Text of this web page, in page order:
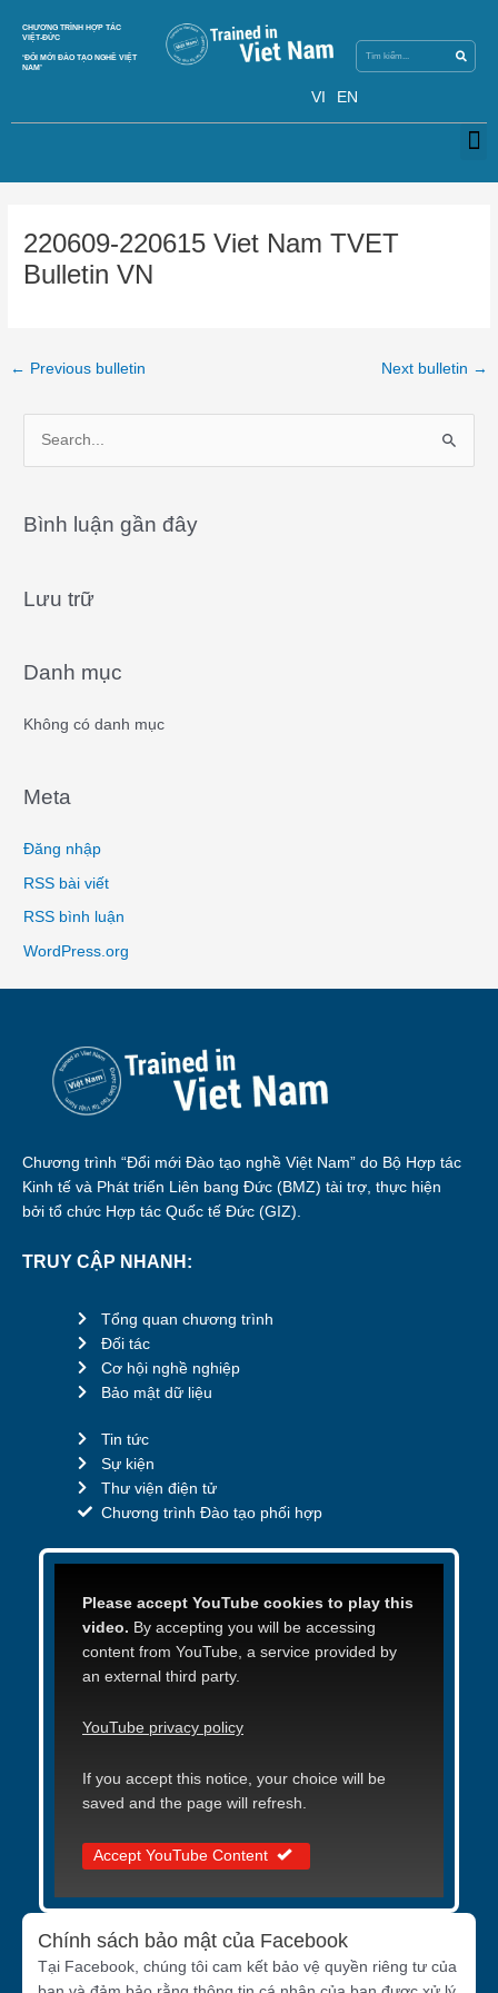
content
CHƯƠNG TRÌNH HỢP TÁC
VIỆT-ĐỨC
‘ĐỔI MỚI ĐÀO TẠO NGHỀ VIỆT
NAM’
VI EN
220609-220615 Viet Nam TVET
Bulletin VN
← Previous bulletin Next bulletin →
r
h
:
Bình luận gần đây
Lưu trữ
Danh mục
Không có danh mục
Meta
Đăng nhập
RSS bài viết
RSS bình luận
WordPress.org
Chương trình “Đổi mới Đào tạo nghề Việt Nam” do Bộ Hợp tác
Kinh tế và Phát triển Liên bang Đức (BMZ) tài trợ, thực hiện
bởi tổ chức Hợp tác Quốc tế Đức (GIZ).
TRUY CẬP NHANH:
Tổng quan chương trình
Đối tác
Cơ hội nghề nghiệp
Bảo mật dữ liệu
Tin tức
Sự kiện
Thư viện điện tử
Chương trình Đào tạo phối hợp
Please accept YouTube cookies to play this
video. By accepting you will be accessing
content from YouTube, a service provided by
an external third party.
YouTube privacy policy
If you accept this notice, your choice will be
saved and the page will refresh.
Accept YouTube Content
Chính sách bảo mật của Facebook
Tại Facebook, chúng tôi cam kết bảo vệ quyền riêng tư của